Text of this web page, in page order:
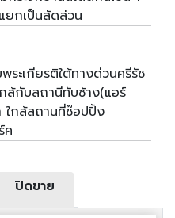
ยกเป็นสัดส่วน
ะเกียรติใต้ทางด่วนศรีรัช
ล้กับสถานีทับช้าง(แอร์
ใกล้สถานที่ช๊อปปิ้ง
ค
ปิดขาย